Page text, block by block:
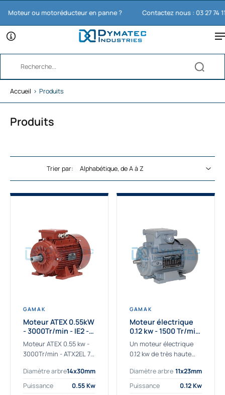
ou motoréducteur en panne ? Contactez nous : 03 27 74 11 65
Accueil › Produits
Produits
Trier par:
GAMAK
Moteur ATEX 0.55kW
- 3000Tr/min - IE2 -
Zone 2/22 -
Aluminium
Moteur ATEX 0.55 kw -
3000Tr/min - ATX2EL 71
pour les atmosphères
explosives Le moteur
Diamètre arbre14x30mm
Puissance
0.55 Kw
GAMAK
Moteur électrique
0.12 kw - 1500 Tr/min
- 230/400V - IE2
Un moteur électrique
0.12 kw de très haute
applications les plus
sollicitées. Nous
Diamètre arbre 11x23mm
Puissance
0.12 Kw